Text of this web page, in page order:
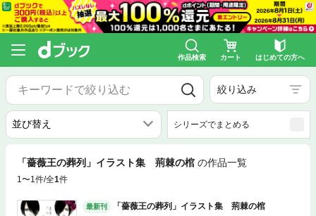
作品検索 カート はじめての方へ
絞り込み
シリーズでまとめる
「薔薇王の葬列」イラスト集 荊棘の棺 の作品一覧
1〜1件/全1件
最新刊
「薔薇王の葬列」イラスト集 荊棘の棺